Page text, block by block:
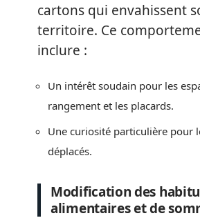
cartons qui envahissent
territoire. Ce
inclure :
Un intérêt soudain pour les
rangement et les placards.
Une curiosité particulière pour
déplacés.
Modification des
alimentaires et de